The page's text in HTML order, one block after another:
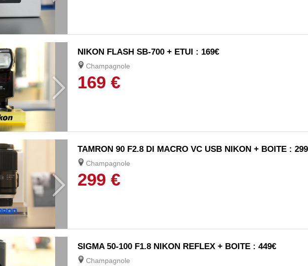
NIKON FLASH SB-700 + ETUI : 169€
Champagnole
169 €
TAMRON 90 F2.8 DI MACRO VC USB NIKON + BOITE :
Champagnole
299 €
SIGMA 50-100 F1.8 NIKON REFLEX + BOITE : 449€
Champagnole